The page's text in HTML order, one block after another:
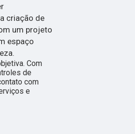
criação de
um projeto
espaço
Com
de
com
e